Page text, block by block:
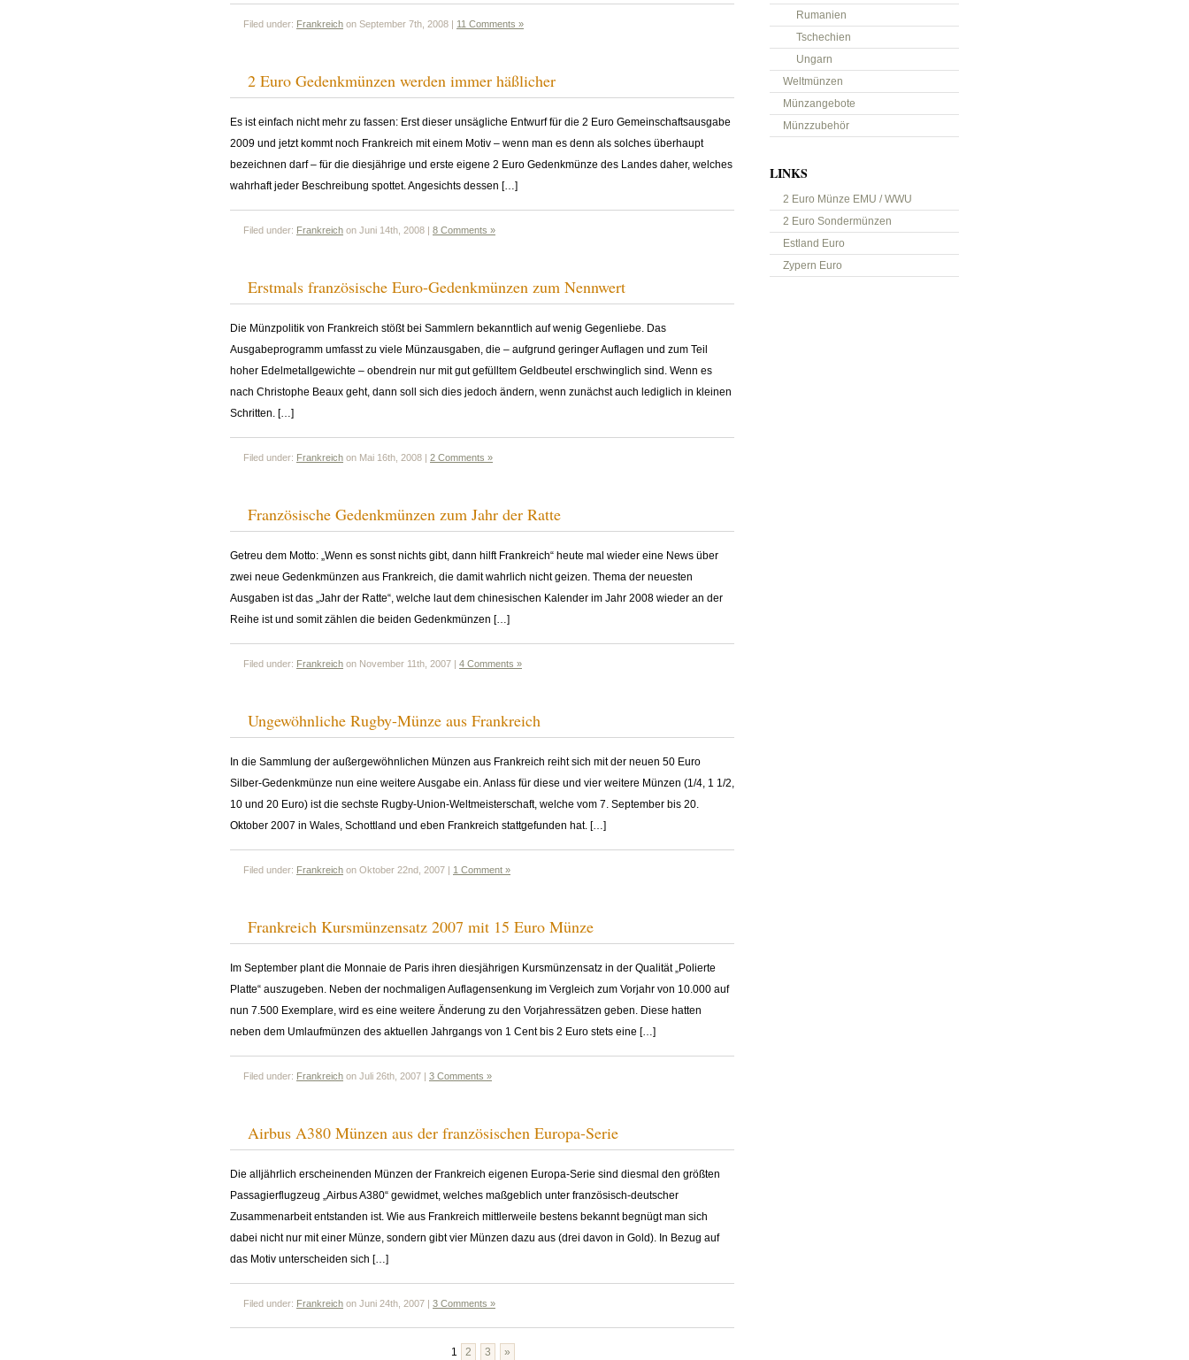
Filed under: Frankreich on September 7th, 2008 | 11 Comments »
2 Euro Gedenkmünzen werden immer häßlicher
Es ist einfach nicht mehr zu fassen: Erst dieser unsägliche Entwurf für die 2 Euro Gemeinschaftsausgabe
2009 und jetzt kommt noch Frankreich mit einem Motiv – wenn man es denn als solches überhaupt
bezeichnen darf – für die diesjährige und erste eigene 2 Euro Gedenkmünze des Landes daher, welches
wahrhaft jeder Beschreibung spottet. Angesichts dessen […]
Filed under: Frankreich on Juni 14th, 2008 | 8 Comments »
Erstmals französische Euro-Gedenkmünzen zum Nennwert
Die Münzpolitik von Frankreich stößt bei Sammlern bekanntlich auf wenig Gegenliebe. Das
Ausgabeprogramm umfasst zu viele Münzausgaben, die – aufgrund geringer Auflagen und zum Teil
hoher Edelmetallgewichte – obendrein nur mit gut gefülltem Geldbeutel erschwinglich sind. Wenn es
nach Christophe Beaux geht, dann soll sich dies jedoch ändern, wenn zunächst auch lediglich in kleinen
Schritten. […]
Filed under: Frankreich on Mai 16th, 2008 | 2 Comments »
Französische Gedenkmünzen zum Jahr der Ratte
Getreu dem Motto: „Wenn es sonst nichts gibt, dann hilft Frankreich“ heute mal wieder eine News über
zwei neue Gedenkmünzen aus Frankreich, die damit wahrlich nicht geizen. Thema der neuesten
Ausgaben ist das „Jahr der Ratte“, welche laut dem chinesischen Kalender im Jahr 2008 wieder an der
Reihe ist und somit zählen die beiden Gedenkmünzen […]
Filed under: Frankreich on November 11th, 2007 | 4 Comments »
Ungewöhnliche Rugby-Münze aus Frankreich
In die Sammlung der außergewöhnlichen Münzen aus Frankreich reiht sich mit der neuen 50 Euro
Silber-Gedenkmünze nun eine weitere Ausgabe ein. Anlass für diese und vier weitere Münzen (1/4, 1 1/2,
10 und 20 Euro) ist die sechste Rugby-Union-Weltmeisterschaft, welche vom 7. September bis 20.
Oktober 2007 in Wales, Schottland und eben Frankreich stattgefunden hat. […]
Filed under: Frankreich on Oktober 22nd, 2007 | 1 Comment »
Frankreich Kursmünzensatz 2007 mit 15 Euro Münze
Im September plant die Monnaie de Paris ihren diesjährigen Kursmünzensatz in der Qualität „Polierte
Platte“ auszugeben. Neben der nochmaligen Auflagensenkung im Vergleich zum Vorjahr von 10.000 auf
nun 7.500 Exemplare, wird es eine weitere Änderung zu den Vorjahressätzen geben. Diese hatten
neben dem Umlaufmünzen des aktuellen Jahrgangs von 1 Cent bis 2 Euro stets eine […]
Filed under: Frankreich on Juli 26th, 2007 | 3 Comments »
Airbus A380 Münzen aus der französischen Europa-Serie
Die alljährlich erscheinenden Münzen der Frankreich eigenen Europa-Serie sind diesmal den größten
Passagierflugzeug „Airbus A380“ gewidmet, welches maßgeblich unter französisch-deutscher
Zusammenarbeit entstanden ist. Wie aus Frankreich mittlerweile bestens bekannt begnügt man sich
dabei nicht nur mit einer Münze, sondern gibt vier Münzen dazu aus (drei davon in Gold). In Bezug auf
das Motiv unterscheiden sich […]
Filed under: Frankreich on Juni 24th, 2007 | 3 Comments »
1 2 3 »
Rumanien
Tschechien
Ungarn
Weltmünzen
Münzangebote
Münzzubehör
LINKS
2 Euro Münze EMU / WWU
2 Euro Sondermünzen
Estland Euro
Zypern Euro